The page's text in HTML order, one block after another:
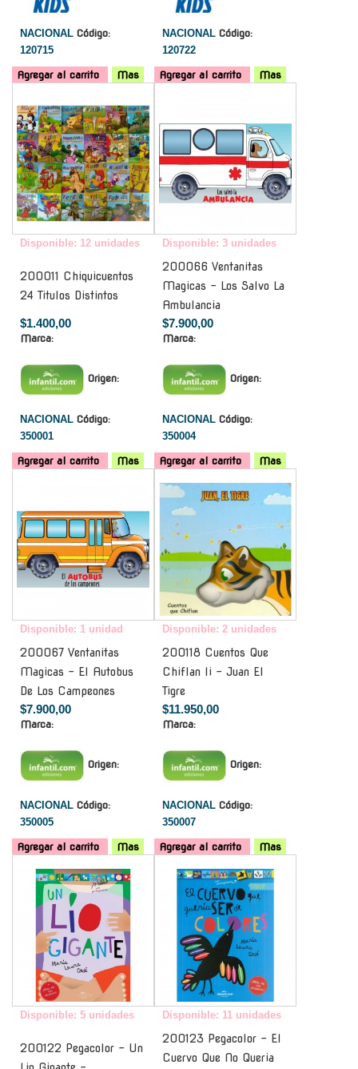
NACIONAL Código:
120715
Agregar al carrito Mas
NACIONAL Código:
120722
Agregar al carrito
Mas
Disponible: 12 unidades
200011 Chiquicuentos
24 Titulos Distintos
$1.400,00
Marca:
Origen:
NACIONAL Código:
350001
Agregar al carrito Mas
Disponible: 3 unidades
200066 Ventanitas
Magicas - Los Salvo La
Ambulancia
$7.900,00
Marca:
Origen:
NACIONAL Código:
350004
Agregar al carrito
Mas
Disponible: 1 unidad
200067 Ventanitas
Magicas - El Autobus
De Los Campeones
$7.900,00
Marca:
Origen:
NACIONAL Código:
350005
Agregar al carrito Mas
Disponible: 2 unidades
200118 Cuentos Que
Chiflan Ii - Juan El
Tigre
$11.950,00
Marca:
Origen:
NACIONAL Código:
350007
Agregar al carrito
Mas
Disponible: 5 unidades
200122 Pegacolor - Un
Disponible: 11 unidades
200123 Pegacolor - El
Cuervo Que No Queria